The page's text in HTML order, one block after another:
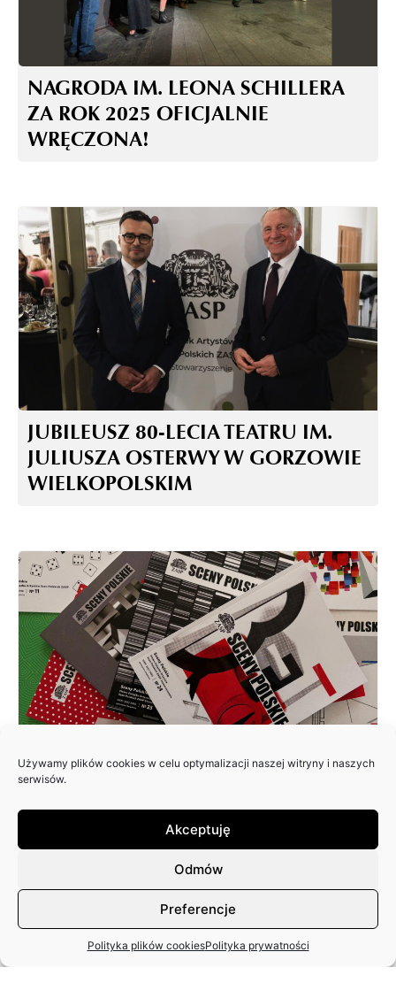
Używamy plików cookies w celu optymalizacji naszej witryny i naszych
serwisów.
Akceptuję
Odmów
Preferencje
Polityka plików cookiesPolityka prywatności
NAGRODA IM. LEONA SCHILLERA
ZA ROK 2025 OFICJALNIE
WRĘCZONA!
JUBILEUSZ 80-LECIA TEATRU IM.
JULIUSZA OSTERWY W GORZOWIE
WIELKOPOLSKIM
ZAPRASZAMY DO NADSYŁANIA
PISMA: SCENY POLSKIE